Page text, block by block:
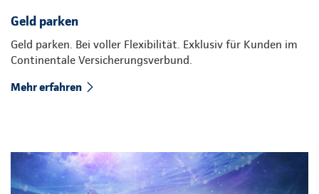
Geld parken
Geld parken. Bei voller Flexibilität. Exklusiv für Kunden im
Continentale Versicherungsverbund.
Mehr erfahren